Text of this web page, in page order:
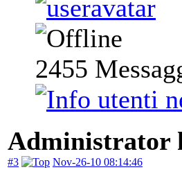
2455
Administrator
#3 Nov-26-10 08:14:46